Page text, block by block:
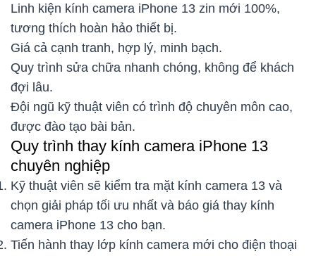
Linh kiện kính camera iPhone 13 zin mới 100%,
tương thích hoàn hảo thiết bị.
Giá cả cạnh tranh, hợp lý, minh bạch.
Quy trình sửa chữa nhanh chóng, không để khách
đợi lâu.
Đội ngũ kỹ thuật viên có trình độ chuyên môn cao,
được đào tạo bài bản.
Quy trình thay kính camera iPhone 13
chuyên nghiệp
Kỹ thuật viên sẽ kiểm tra mặt kính camera 13 và
chọn giải pháp tối ưu nhất và báo giá thay kính
camera iPhone 13 cho bạn.
Tiến hành thay lớp kính camera mới cho điện thoại